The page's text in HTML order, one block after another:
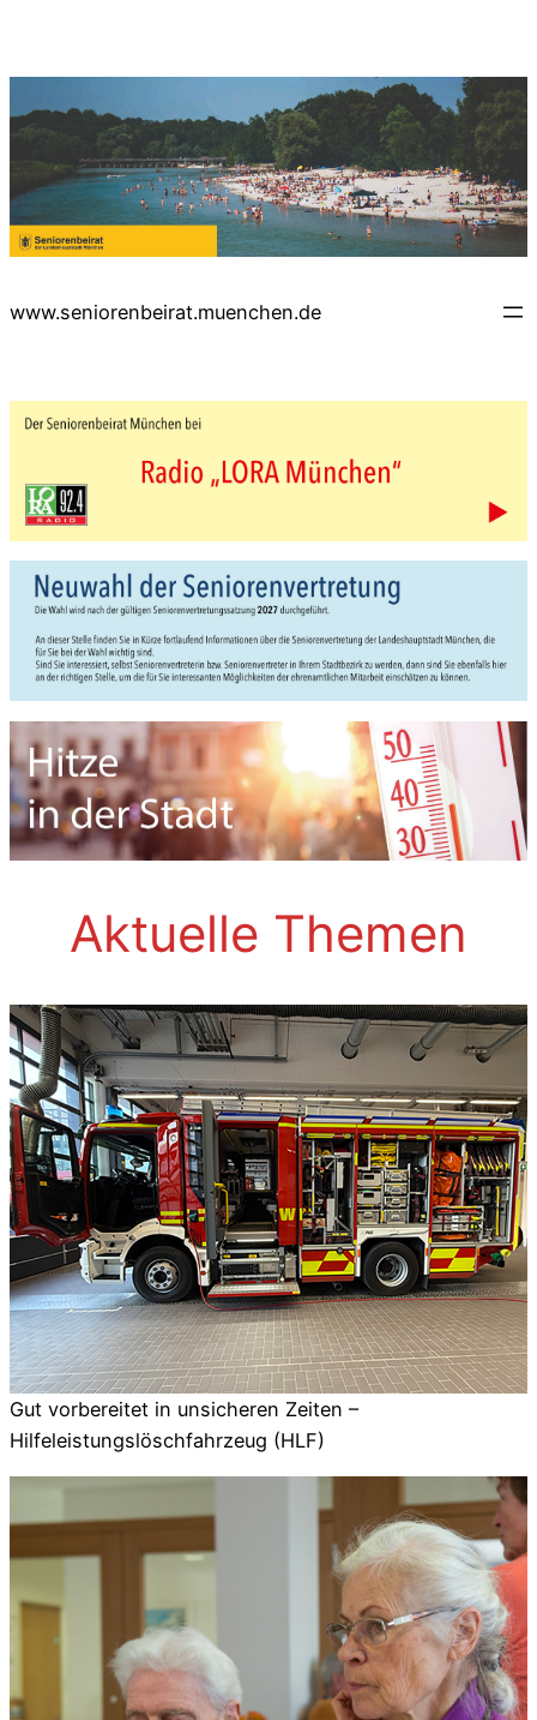
www.seniorenbeirat.muenchen.de
Aktuelle Themen
Gut vorbereitet in unsicheren Zeiten –
Hilfeleistungslöschfahrzeug (HLF)